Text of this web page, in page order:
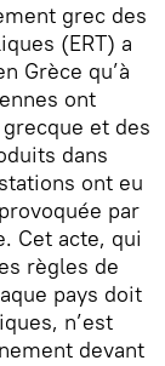
grec des
(ERT) a
Grèce qu’à
ont
et des
dans
ont eu
par
Cet acte, qui
règles de
pays doit
n’est
devant